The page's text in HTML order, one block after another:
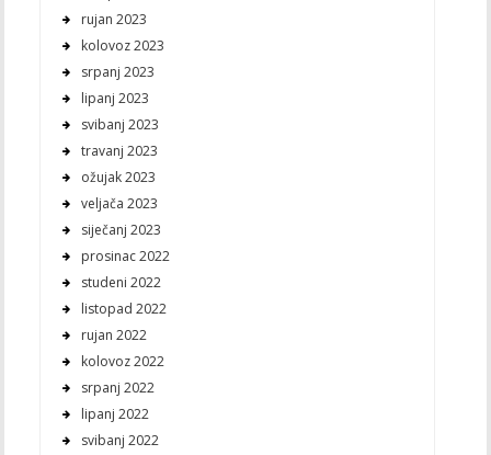
rujan 2023
kolovoz 2023
srpanj 2023
lipanj 2023
svibanj 2023
travanj 2023
ožujak 2023
veljača 2023
siječanj 2023
prosinac 2022
studeni 2022
listopad 2022
rujan 2022
kolovoz 2022
srpanj 2022
lipanj 2022
svibanj 2022